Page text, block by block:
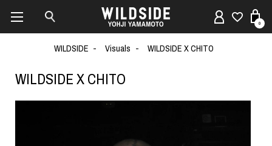
0
WILDSIDE Visuals WILDSIDE X CHITO
WILDSIDE X CHITO